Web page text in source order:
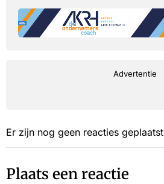
Advertentie
Er zijn nog geen reacties geplaatst
Plaats een reactie